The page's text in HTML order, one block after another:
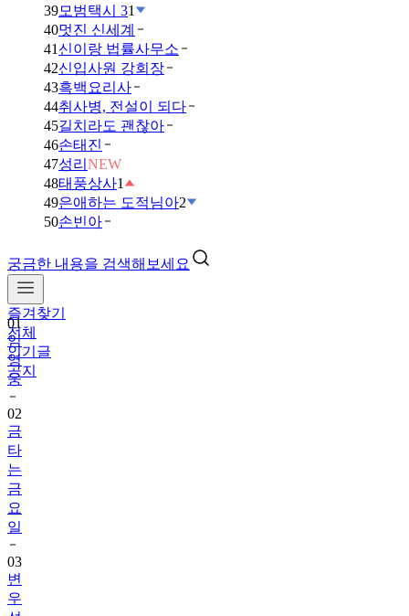
39모범택시 31
40멋진 신세계
41 신이랑 법률사무소
42신입사원 강회장
43흑백요리사
44취사병, 전설이 되다
45길치라도 괜찮아
46손태진
47성리 NEW
48태풍상사1
49은애하는 도적님아2
50손빈아
궁금한 내용을 검색해보세요
즐겨찾기
전체
인기글
공지
01
임
영
웅
02
금
타
는
금
요
일
03
변
우